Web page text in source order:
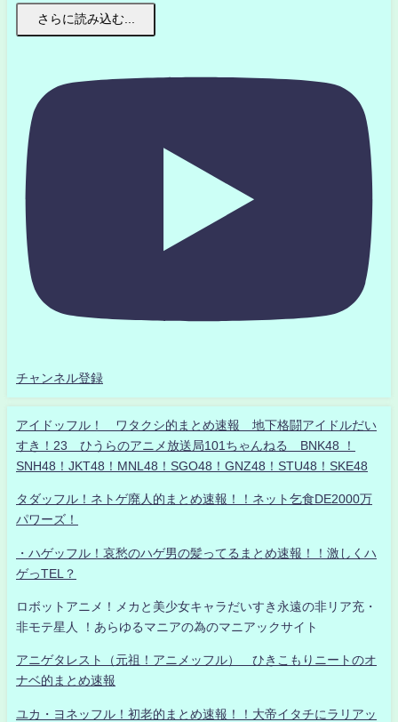
さらに読み込む...
チャンネル登録
アイドッフル！ ワタクシ的まとめ速報 地下格闘アイドルだい
すき！23 ひうらのアニメ放送局101ちゃんねる BNK48 ！
SNH48！JKT48！MNL48！SGO48！GNZ48！STU48！SKE48
タダッフル！ネトゲ廃人的まとめ速報！！ネット乞食DE2000万
パワーズ！
・ハゲッフル！哀愁のハゲ男の髪ってるまとめ速報！！激しくハ
ゲっTEL？
ロボットアニメ！メカと美少女キャラだいすき永遠の非リア充・
非モテ星人 ！あらゆるマニアの為のマニアックサイト
アニゲタレスト（元祖！アニメッフル） ひきこもりニートのオ
ナベ的まとめ速報
ユカ・ヨネッフル！初老的まとめ速報！！大帝イタチにラリアッ